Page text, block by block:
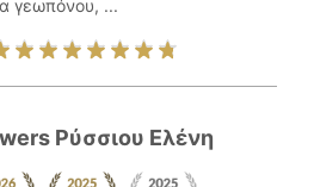
γεωπόνου, ...
Ρύσσιου Ελένη